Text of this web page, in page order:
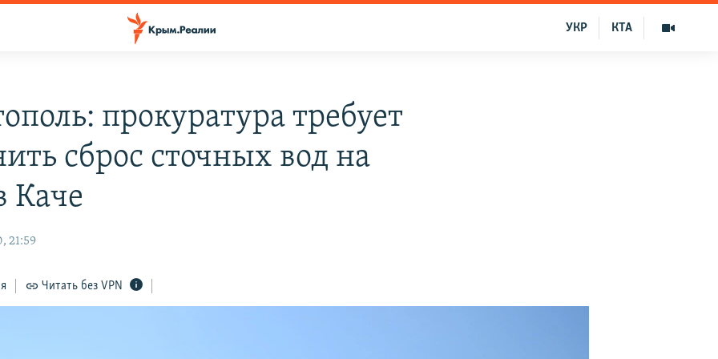
КТА
УКР
прокуратура требует
сброс сточных вод на
Каче
21:59
Читать без VPN